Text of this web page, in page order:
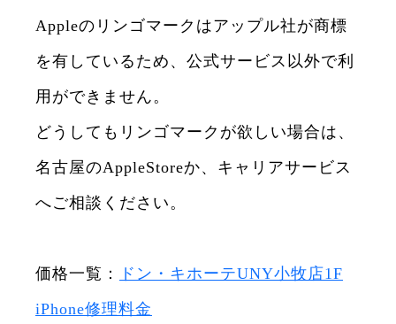
Appleのリンゴマークはアップル社が商標
を有しているため、公式サービス以外で利
用ができません。
どうしてもリンゴマークが欲しい場合は、
名古屋のAppleStoreか、キャリアサービス
へご相談ください。
価格一覧：
ドン・キホーテUNY小牧店1F
iPhone修理料金